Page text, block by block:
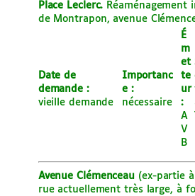
Place Leclerc. Réaménagement
de Montrapon, avenue
Date de
demande :
vieille demande
Importanc
e :
nécessaire
É
m
et
te
ur
:
A
V
B
Avenue Clémenceau (ex-partie
rue actuellement très large, à